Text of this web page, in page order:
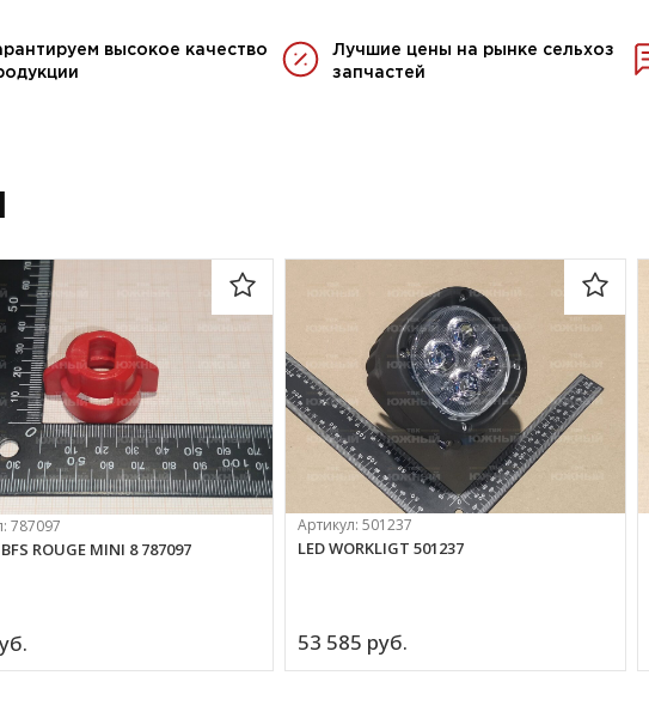
высокое качество
Лучшие цены на рынке сельхоз
запчастей
787097
ROUGE MINI 8 787097
Артикул:501237
LED WORKLIGT 501237
53 585 руб.